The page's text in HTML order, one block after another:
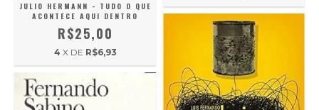
JULIO HERMANN - TUDO O QUE
ACONTECE AQUI DENTRO
R$25,00
4 X DE R$6,93